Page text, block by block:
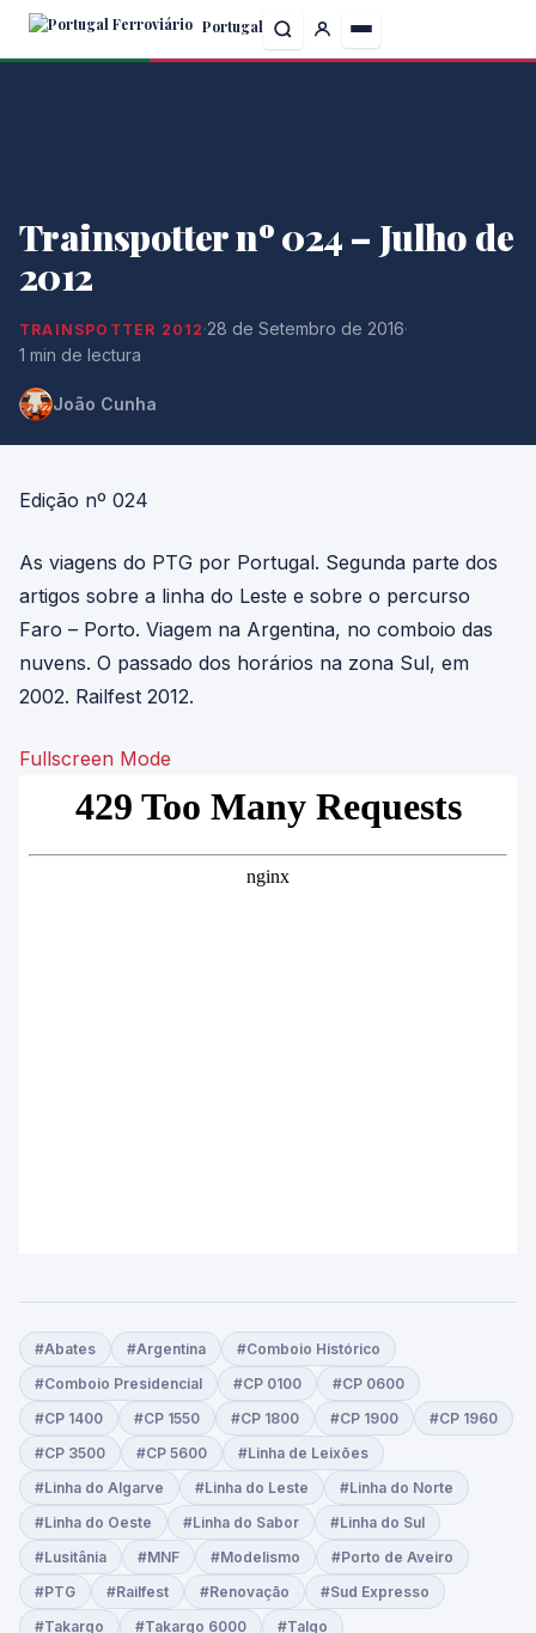
Skip
Portugal
Trainspotter nº 024 – Julho de
2012
TRAINSPOTTER 2012 ·28 de Setembro de 2016·
1 min de lectura
João Cunha
Edição nº 024
As viagens do PTG por Portugal. Segunda parte dos
artigos sobre a linha do Leste e sobre o percurso
Faro – Porto. Viagem na Argentina, no comboio das
nuvens. O passado dos horários na zona Sul, em
2002. Railfest 2012.
Fullscreen Mode
#Abates #Argentina
#Comboio Histórico
#Comboio Presidencial
#CP 0100
#CP 0600
#CP 1400
#CP 1550 #CP 1800 #CP 1900
#CP 1960
#CP 3500
#CP 5600
#Linha de Leixões
#Linha do Algarve
#Linha do Leste
#Linha do Norte
#Linha do Oeste
#Linha do Sabor
#Linha do Sul
#Lusitânia
#MNF #Modelismo
#Porto de Aveiro
#PTG
#Railfest #Renovação
#Sud Expresso
#Takargo
#Takargo 6000
#Talgo